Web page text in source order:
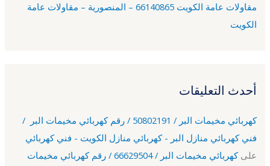
مقاولات عامة الكويت 66140865 – المنصورية – مقاولات عامة
الكويت
أحدث التعليقات
كهربائي مخيمات البر / 50802191 / رقم كهربائي مخيمات البر /
فني كهربائي منازل البر - كهربائي منازل الكويت - فني كهربائي
على
كهربائي مخيمات البر / 66629504 / رقم كهربائي مخيمات